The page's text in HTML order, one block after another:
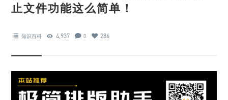
止文件功能这么简单！
知识百科 4,937 0 286